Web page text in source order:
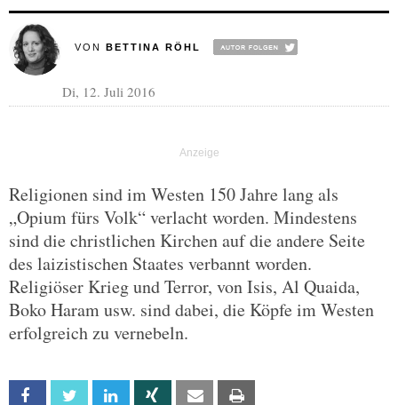
VON BETTINA RÖHL
Di, 12. Juli 2016
Religionen sind im Westen 150 Jahre lang als
„Opium fürs Volk“ verlacht worden. Mindestens
sind die christlichen Kirchen auf die andere Seite
des laizistischen Staates verbannt worden.
Religiöser Krieg und Terror, von Isis, Al Quaida,
Boko Haram usw. sind dabei, die Köpfe im Westen
erfolgreich zu vernebeln.
Facebook Twitter Linkedin Xing Email